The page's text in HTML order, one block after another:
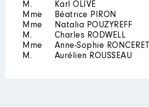
M.
Karl OLIVE
Mme
Béatrice PIRON
Mme
Natalia POUZYREFF
M.
Charles RODWELL
Mme
Anne-Sophie RONCERET
M.
Aurélien ROUSSEAU